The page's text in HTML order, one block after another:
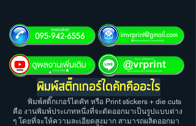
พิมพ์สติ๊กเกอร์ไดคัทคืออะไร
พิมพ์สติ๊กเกอร์ไดคัท หรือ Print stickers + die cuts
คือ งานพิมพ์ประเภทหนึ่งที่จะตัดออกมาเป็นรูปแบบต่าง
ๆ โดยที่จะให้ความละเอียดสูงมาก สามารถผลิตออกมา